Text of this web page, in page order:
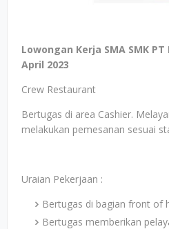
Lowongan Kerja SMA SMK
April 2023
Crew Restaurant
Bertugas di area Cashier.
melakukan pemesanan sesuai
Uraian Pekerjaan :
Bertugas di bagian front of
Bertugas memberikan